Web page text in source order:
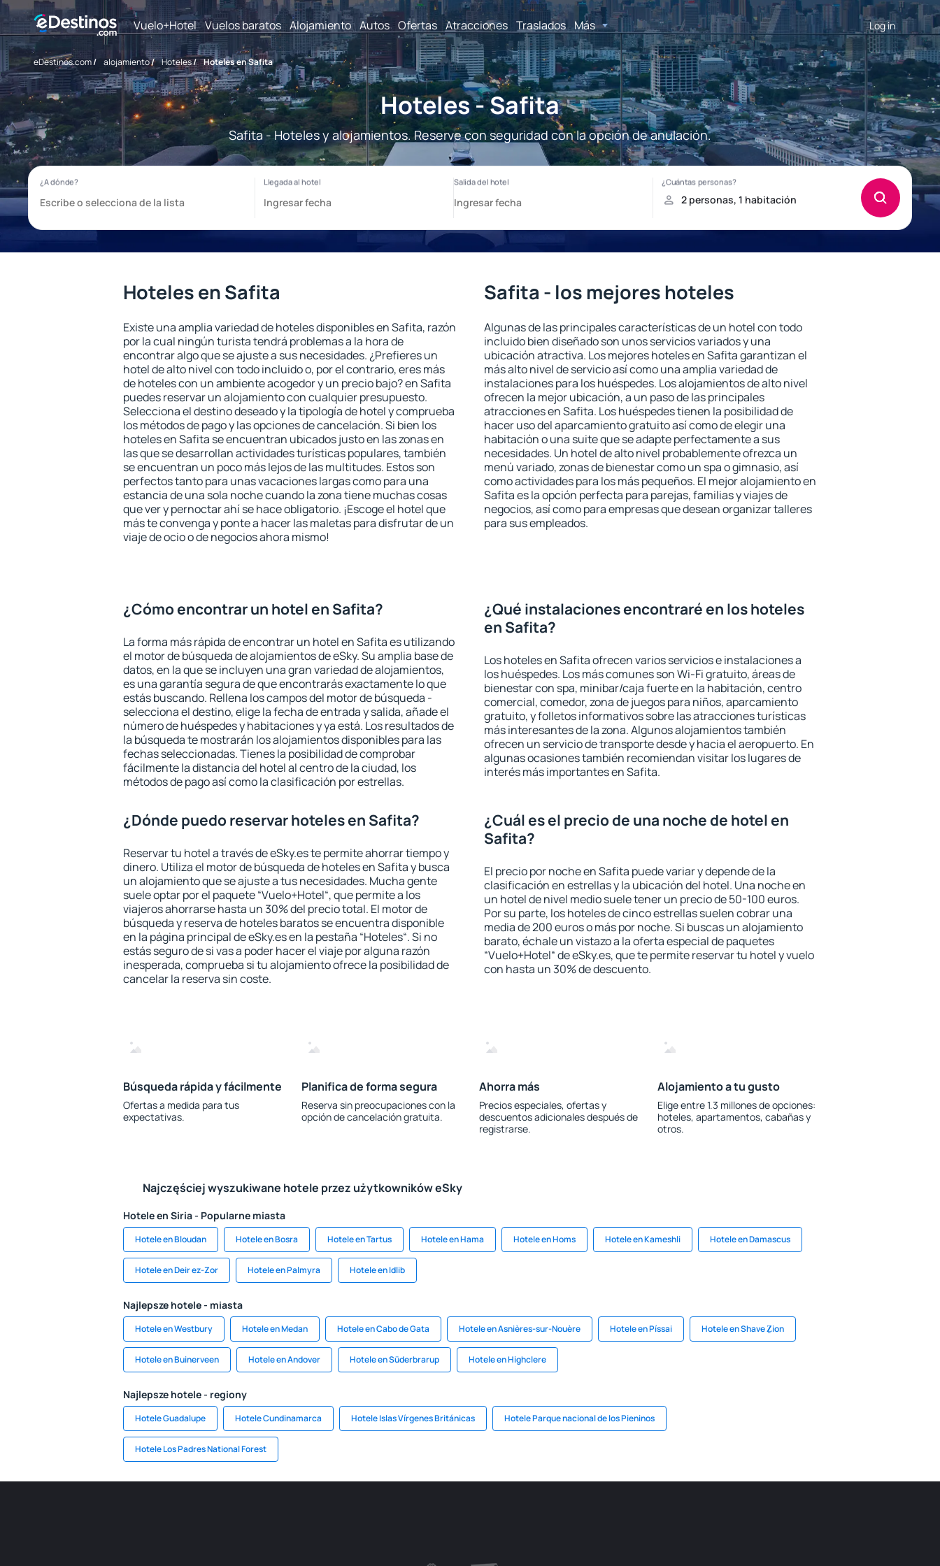
Vuelo+Hotel Vuelos baratos Alojamiento Autos Ofertas Atracciones Traslados Más Log in
eDestinos.com/ alojamiento/ Hoteles/ Hoteles en Safita
Hoteles - Safita
Safita - Hoteles y alojamientos. Reserve con seguridad con la opción de anulación.
Hoteles en Safita
Existe una amplia variedad de hoteles disponibles en Safita, razón
por la cual ningún turista tendrá problemas a la hora de
encontrar algo que se ajuste a sus necesidades. ¿Prefieres un
hotel de alto nivel con todo incluido o, por el contrario, eres más
de hoteles con un ambiente acogedor y un precio bajo? en Safita
puedes reservar un alojamiento con cualquier presupuesto.
Selecciona el destino deseado y la tipología de hotel y comprueba
los métodos de pago y las opciones de cancelación. Si bien los
hoteles en Safita se encuentran ubicados justo en las zonas en
las que se desarrollan actividades turísticas populares, también
se encuentran un poco más lejos de las multitudes. Estos son
perfectos tanto para unas vacaciones largas como para una
estancia de una sola noche cuando la zona tiene muchas cosas
que ver y pernoctar ahí se hace obligatorio. ¡Escoge el hotel que
más te convenga y ponte a hacer las maletas para disfrutar de un
viaje de ocio o de negocios ahora mismo!
Safita - los mejores hoteles
Algunas de las principales características de un hotel con todo
incluido bien diseñado son unos servicios variados y una
ubicación atractiva. Los mejores hoteles en Safita garantizan el
más alto nivel de servicio así como una amplia variedad de
instalaciones para los huéspedes. Los alojamientos de alto nivel
ofrecen la mejor ubicación, a un paso de las principales
atracciones en Safita. Los huéspedes tienen la posibilidad de
hacer uso del aparcamiento gratuito así como de elegir una
habitación o una suite que se adapte perfectamente a sus
necesidades. Un hotel de alto nivel probablemente ofrezca un
menú variado, zonas de bienestar como un spa o gimnasio, así
como actividades para los más pequeños. El mejor alojamiento en
Safita es la opción perfecta para parejas, familias y viajes de
negocios, así como para empresas que desean organizar talleres
para sus empleados.
¿Cómo encontrar un hotel en Safita?
La forma más rápida de encontrar un hotel en Safita es utilizando
el motor de búsqueda de alojamientos de eSky. Su amplia base de
datos, en la que se incluyen una gran variedad de alojamientos,
es una garantía segura de que encontrarás exactamente lo que
estás buscando. Rellena los campos del motor de búsqueda -
selecciona el destino, elige la fecha de entrada y salida, añade el
número de huéspedes y habitaciones y ya está. Los resultados de
la búsqueda te mostrarán los alojamientos disponibles para las
fechas seleccionadas. Tienes la posibilidad de comprobar
fácilmente la distancia del hotel al centro de la ciudad, los
métodos de pago así como la clasificación por estrellas.
¿Qué instalaciones encontraré en los hoteles
en Safita?
Los hoteles en Safita ofrecen varios servicios e instalaciones a
los huéspedes. Los más comunes son Wi-Fi gratuito, áreas de
bienestar con spa, minibar/caja fuerte en la habitación, centro
comercial, comedor, zona de juegos para niños, aparcamiento
gratuito, y folletos informativos sobre las atracciones turísticas
más interesantes de la zona. Algunos alojamientos también
ofrecen un servicio de transporte desde y hacia el aeropuerto. En
algunas ocasiones también recomiendan visitar los lugares de
interés más importantes en Safita.
¿Dónde puedo reservar hoteles en Safita?
Reservar tu hotel a través de eSky.es te permite ahorrar tiempo y
dinero. Utiliza el motor de búsqueda de hoteles en Safita y busca
un alojamiento que se ajuste a tus necesidades. Mucha gente
suele optar por el paquete “Vuelo+Hotel“, que permite a los
viajeros ahorrarse hasta un 30% del precio total. El motor de
búsqueda y reserva de hoteles baratos se encuentra disponible
en la página principal de eSky.es en la pestaña “Hoteles“. Si no
estás seguro de si vas a poder hacer el viaje por alguna razón
inesperada, comprueba si tu alojamiento ofrece la posibilidad de
cancelar la reserva sin coste.
¿Cuál es el precio de una noche de hotel en
Safita?
El precio por noche en Safita puede variar y depende de la
clasificación en estrellas y la ubicación del hotel. Una noche en
un hotel de nivel medio suele tener un precio de 50-100 euros.
Por su parte, los hoteles de cinco estrellas suelen cobrar una
media de 200 euros o más por noche. Si buscas un alojamiento
barato, échale un vistazo a la oferta especial de paquetes
“Vuelo+Hotel“ de eSky.es, que te permite reservar tu hotel y vuelo
con hasta un 30% de descuento.
Búsqueda rápida y fácilmente
Ofertas a medida para tus
expectativas.
Planifica de forma segura
Reserva sin preocupaciones con la
opción de cancelación gratuita.
Ahorra más
Precios especiales, ofertas y
descuentos adicionales después de
registrarse.
Alojamiento a tu gusto
Elige entre 1.3 millones de opciones:
hoteles, apartamentos, cabañas y
otros.
Najczęściej wyszukiwane hotele przez użytkowników eSky
Hotele en Siria - Popularne miasta
Hotele en Bloudan Hotele en Bosra Hotele en Tartus Hotele en Hama Hotele en Homs Hotele en Kameshli Hotele en Damascus
Hotele en Deir ez-Zor Hotele en Palmyra Hotele en Idlib
Najlepsze hotele - miasta
Hotele en Westbury Hotele en Medan Hotele en Cabo de Gata Hotele en Asnières-sur-Nouère Hotele en Píssai Hotele en Shave Ẕion
Hotele en Buinerveen Hotele en Andover Hotele en Süderbrarup Hotele en Highclere
Najlepsze hotele - regiony
Hotele Guadalupe Hotele Cundinamarca Hotele Islas Vírgenes Británicas Hotele Parque nacional de los Pieninos
Hotele Los Padres National Forest